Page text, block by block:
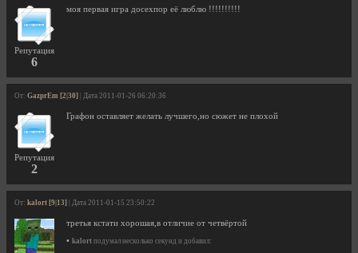
Репутация
6
моя первая игра досехпор её люблю !!!!!!!!!!
От: GazprEm [2|30] | Дата 2011-01-26 06:20:36
Репутация
2
Графон оставляет желать лучшего,но сюжет не плохой
От: kalort [9|13] | Дата 2011-01-15 23:50:22
третья кстати хорошая,в отличие от четвёртой
• kalort подумал несколько секунд и добавил: